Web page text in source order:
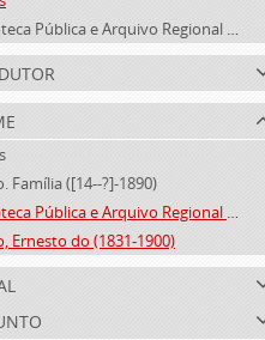
Biblioteca Pública e Arquivo Regional de Ponta Delgada
Família ([14--?]-1890)
Biblioteca Pública e Arquivo Regional de Ponta Delgada (1841- )
Ernesto do (1831-1900)